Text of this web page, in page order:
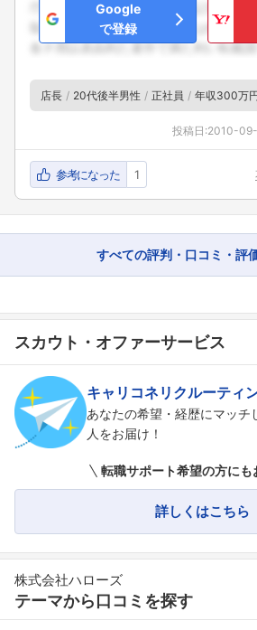
Google
で登録
店長 20代後半男性 正社員 年収300万
投稿日:2010-
参考になった 1
すべての評判・口コミ・評
スカウト・オファーサービス
キャリコネリクルーティ
あなたの希望・経歴にマッチ
人をお届け！
転職サポート希望の方にも
詳しくはこちら
株式会社ハローズ
テーマから口コミを探す